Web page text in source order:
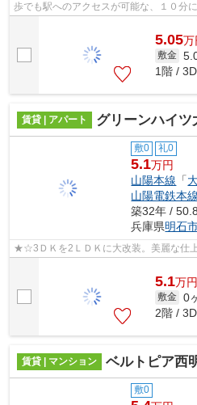
歩でも駅へのアクセスが可能な、１０分に立地す
5.05万
敷金
1階 /
賃貸 | アパート グリーンハイツ
敷0 礼0
5.1万円
山陽本線 「
山陽電鉄本線
築32年 /
兵庫県明石
★☆3ＤＫを2ＬＤＫに大改装。美麗な仕
5.1万円
敷金 0
2階 /
賃貸 | マンション ベルトピア西
敷0